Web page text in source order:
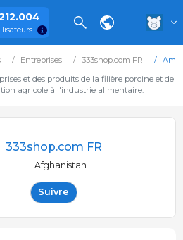
Entreprises 333shop.com FR
et des produits de la filière porcine et de
agricole à l'industrie alimentaire.
333shop.com FR
Afghanistan
Suivre